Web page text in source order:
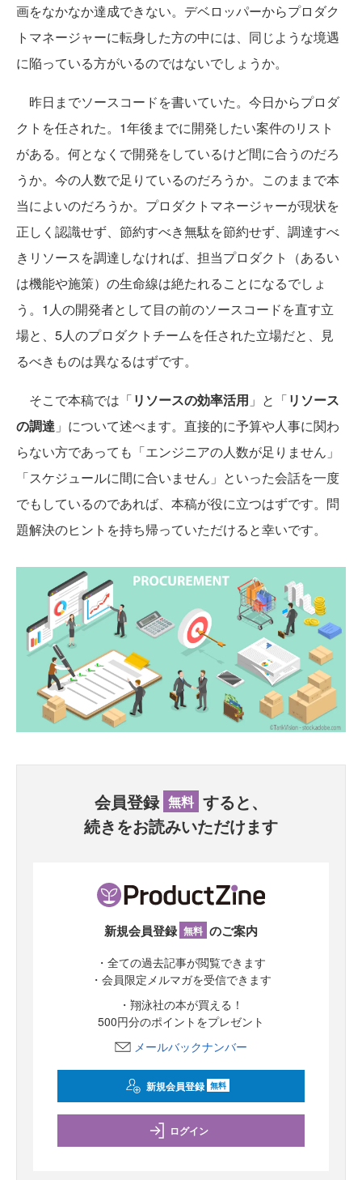
画をなかなか達成できない。デベロッパーからプロダク
トマネージャーに転身した方の中には、同じような境遇
に陥っている方がいるのではないでしょうか。
昨日までソースコードを書いていた。今日からプロダ
クトを任された。1年後までに開発したい案件のリスト
がある。何となくで開発をしているけど間に合うのだろ
うか。今の人数で足りているのだろうか。このままで本
当によいのだろうか。プロダクトマネージャーが現状を
正しく認識せず、節約すべき無駄を節約せず、調達すべ
きリソースを調達しなければ、担当プロダクト（あるい
は機能や施策）の生命線は絶たれることになるでしょ
う。1人の開発者として目の前のソースコードを直す立
場と、5人のプロダクトチームを任された立場だと、見
るべきものは異なるはずです。
そこで本稿では「リソースの効率活用 」と「リソース
の調達 」について述べます。直接的に予算や人事に関わ
らない方であっても「エンジニアの人数が足りません」
「スケジュールに間に合いません」といった会話を一度
でもしているのであれば、本稿が役に立つはずです。問
題解決のヒントを持ち帰っていただけると幸いです。
会員登録 無料 すると、
続きをお読みいただけます
新規会員登録 無料 のご案内
・全ての過去記事が閲覧できます
・会員限定メルマガを受信できます
・翔泳社の本が買える！
500円分のポイントをプレゼント
メールバックナンバー
新規会員登録 無料
ログイン